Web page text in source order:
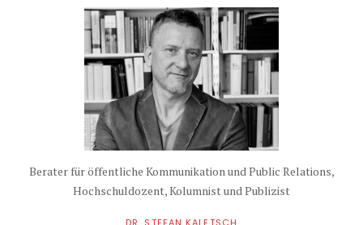
Berater für öffentliche Kommunikation und Public Relations,
Hochschuldozent, Kolumnist und Publizist